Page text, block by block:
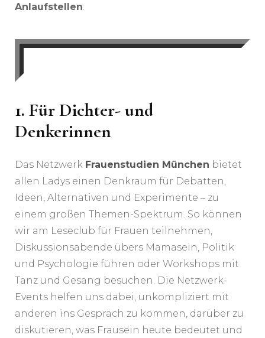
Anlaufstellen:
1. Für Dichter- und
Denkerinnen
Das Netzwerk Frauenstudien München bietet
allen Ladys einen Denkraum für Debatten,
Ideen, Alternativen und Experimente – zu
einem großen Themen-Spektrum. So können
wir am Leseclub für Frauen teilnehmen,
Diskussionsabende übers Mamasein, Politik
und Psychologie führen oder Workshops mit
Tanz und Gesang besuchen. Die Netzwerk-
Events helfen uns dabei, unkompliziert mit
anderen ins Gespräch zu kommen, darüber zu
diskutieren, was Frausein heute bedeutet und